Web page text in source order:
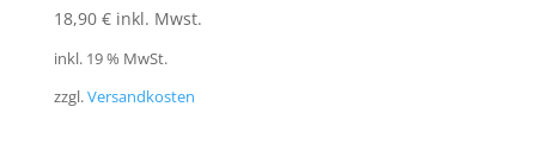
18,90 € inkl. Mwst.
inkl. 19 % MwSt.
zzgl.Versandkosten